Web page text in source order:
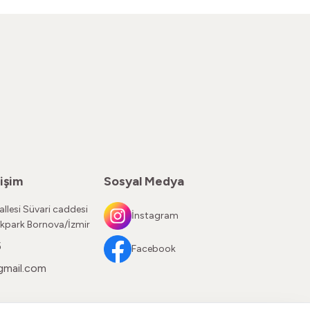
Süvari caddesi
Bornova/İzmir
Sosyal Medya
İnstagram
Facebook